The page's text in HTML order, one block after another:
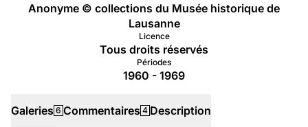
Anonyme © collections du Musée historique de
Lausanne
Licence
Tous droits réservés
Périodes
1960 - 1969
Galeries 6 Commentaires 4 Description